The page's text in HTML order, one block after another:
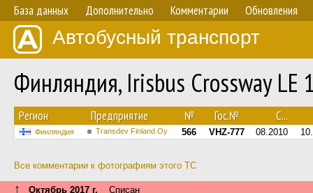
База данных Дополнительно Комментарии Обновления
Автобусный транспорт
Финляндия, Irisbus Crossway
Регион Предприятие № Гос.№ С...
Финляндия Transdev Finland Oy 566 VHZ-777 08.2010
Все комментарии к фотографиям этого ТС
↑ Октябрь 2017 г. Списан